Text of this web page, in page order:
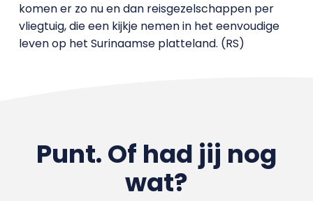
komen er zo nu en dan reisgezelschappen per
vliegtuig, die een kijkje nemen in het eenvoudige
leven op het Surinaamse platteland. (RS)
Punt. Of had jij nog
wat?